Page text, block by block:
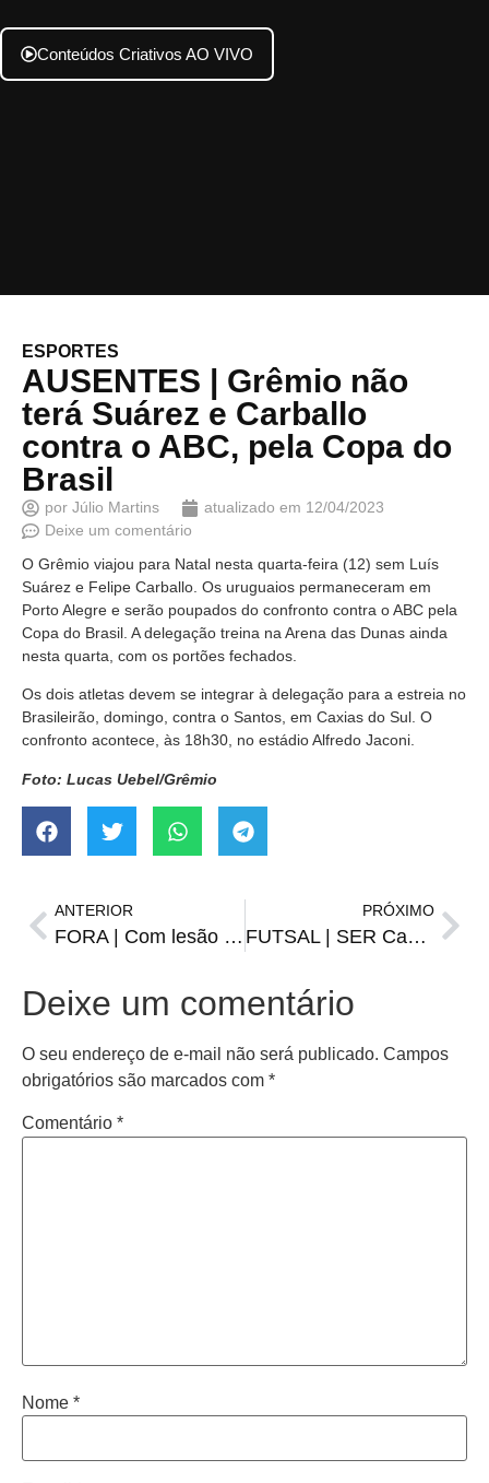
Conteúdos Criativos AO VIVO
ESPORTES
AUSENTES | Grêmio não
terá Suárez e Carballo
contra o ABC, pela Copa do
Brasil
por Júlio Martins atualizado em 12/04/2023
Deixe um comentário
O Grêmio viajou para Natal nesta quarta-feira (12) sem Luís
Suárez e Felipe Carballo. Os uruguaios permaneceram em
Porto Alegre e serão poupados do confronto contra o ABC pela
Copa do Brasil. A delegação treina na Arena das Dunas ainda
nesta quarta, com os portões fechados.
Os dois atletas devem se integrar à delegação para a estreia no
Brasileirão, domingo, contra o Santos, em Caxias do Sul. O
confronto acontece, às 18h30, no estádio Alfredo Jaconi.
Foto: Lucas Uebel/Grêmio
ANTERIOR
FORA | Com lesão no joelho, Reinaldo desfalcará o Grêmio por seis semanas
PRÓXIMO
FUTSAL | SER Capão do Cipó inicia preparação para a Série Bronze
Deixe um comentário
O seu endereço de e-mail não será publicado. Campos
obrigatórios são marcados com *
Comentário *
Nome *